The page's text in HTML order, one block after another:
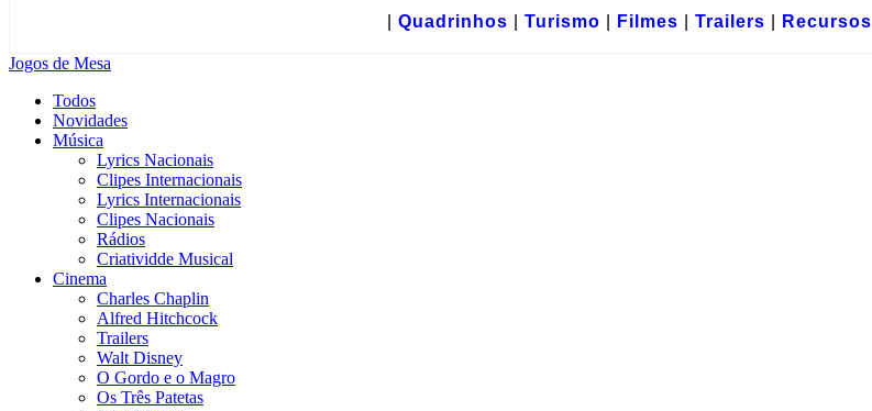
Quadrinhos Turismo Filmes Trailers Recursos
Jogos de Mesa
Todos
Novidades
Música
Lyrics Nacionais
Clipes Internacionais
Lyrics Internacionais
Clipes Nacionais
Rádios
Criatividde Musical
Cinema
Charles Chaplin
Alfred Hitchcock
Trailers
Walt Disney
O Gordo e o Magro
Os Três Patetas